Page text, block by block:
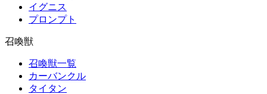
イグニス
プロンプト
召喚獣
召喚獣一覧
カーバンクル
タイタン